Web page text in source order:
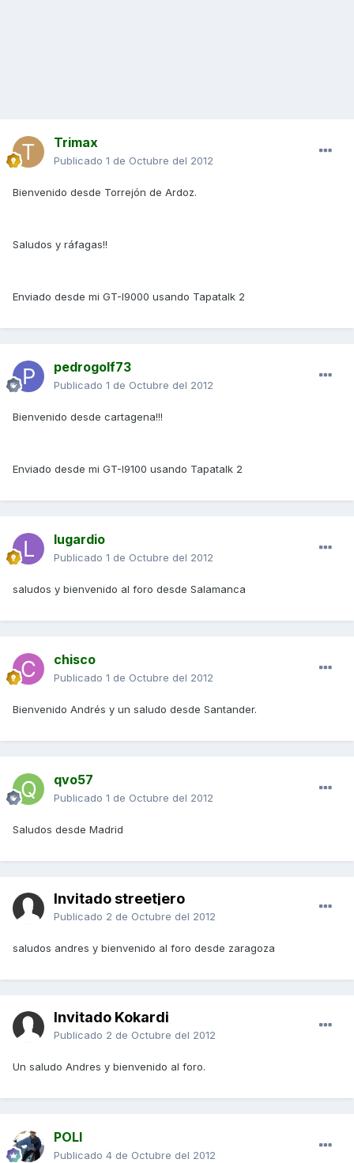
Trimax
Publicado 1 de Octubre del 2012
Bienvenido desde Torrejón de Ardoz.
Saludos y ráfagas!!
Enviado desde mi GT-I9000 usando Tapatalk 2
pedrogolf73
Publicado 1 de Octubre del 2012
Bienvenido desde cartagena!!!
Enviado desde mi GT-I9100 usando Tapatalk 2
lugardio
Publicado 1 de Octubre del 2012
saludos y bienvenido al foro desde Salamanca
chisco
Publicado 1 de Octubre del 2012
Bienvenido Andrés y un saludo desde Santander.
qvo57
Publicado 1 de Octubre del 2012
Saludos desde Madrid
Invitado streetjero
Publicado 2 de Octubre del 2012
saludos andres y bienvenido al foro desde zaragoza
Invitado Kokardi
Publicado 2 de Octubre del 2012
Un saludo Andres y bienvenido al foro.
POLI
Publicado 4 de Octubre del 2012